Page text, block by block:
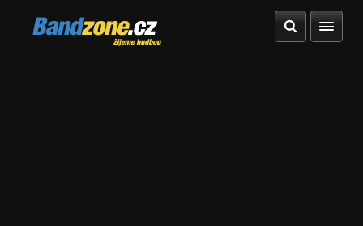
Bandzone.cz
žijeme hudbou